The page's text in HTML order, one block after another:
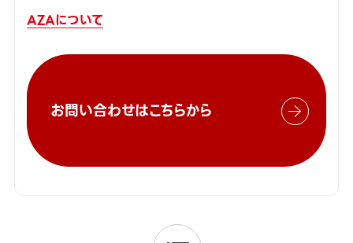
AZAについて
お問い合わせはこちらから